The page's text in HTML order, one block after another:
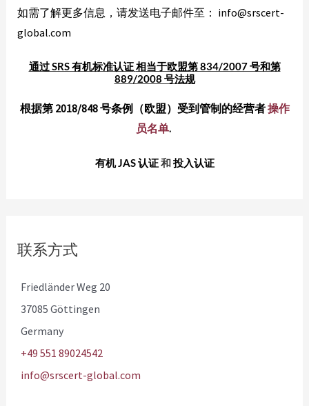
如需了解更多信息，请发送电子邮件至： info@srscert-
global.com
通过 SRS 有机标准认证相当于欧盟第 834/2007 号和第
889/2008 号法规
根据第 2018/848 号条例（欧盟）受到管制的经营者操作
员名单.
有机 JAS 认证和投入认证
联系方式
Friedländer Weg 20
37085 Göttingen
Germany
+49 551 89024542
info@srscert-global.com